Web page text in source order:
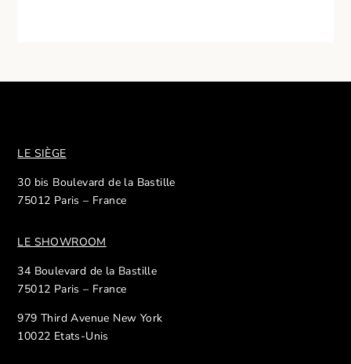
LE SIÈGE
30 bis Boulevard de la Bastille
75012 Paris – France
LE SHOWROOM
34 Boulevard de la Bastille
75012 Paris – France
979 Third Avenue New York
10022 Etats-Unis